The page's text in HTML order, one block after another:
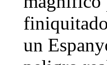
un